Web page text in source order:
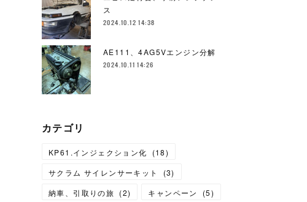
ス
2024.10.12 14:38
AE111、4AG5Vエンジン分解
2024.10.11 14:26
カテゴリ
KP61.インジェクション化 (18)
サクラム サイレンサーキット
(3)
納車、引取りの旅 (2) キャンペーン (5)